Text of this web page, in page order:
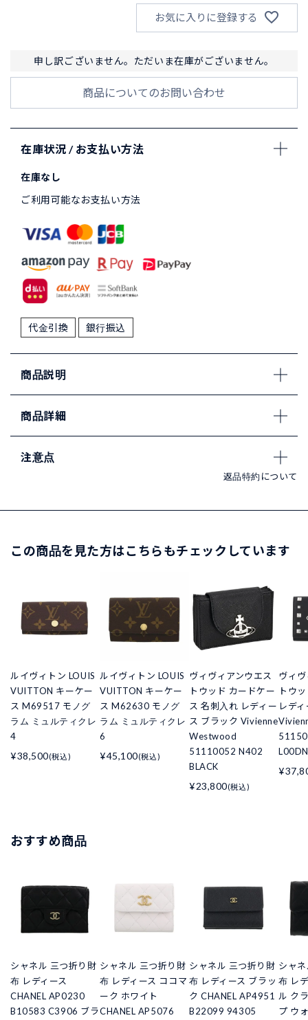
お気に入りに登録する
申し訳ございません。ただいま在庫がございません。
商品についてのお問い合わせ
在庫状況 / お支払い方法
在庫なし
ご利用可能なお支払い方法
代金引換 銀行振込
商品説明
商品詳細
注意点
返品特約について
この商品を見た方はこちらもチェックしています
ルイヴィトン LOUIS
VUITTON キーケー
ス M69517 モノグ
ラム ミュルティクレ
4
¥38,500(税込)
ルイヴィトン LOUIS
VUITTON キーケー
ス M62630 モノグ
ラム ミュルティクレ
6
¥45,100(税込)
ヴィヴィアンウエス
トウッド カードケー
ス 名刺入れ レディー
ス ブラック Vivienne
Westwood
51110052 N402
BLACK
¥23,800(税込)
ヴィ
トウ
レデ
おすすめ商品
シャネル 三つ折り財
布 レディース
CHANEL AP0230
B10583 C3906 ブラ
シャネル 三つ折り財
布 レディース ココマ
ーク ホワイト
CHANEL AP5076
シャネル 三つ折り財
布 レディース ブラッ
ク CHANEL AP4951
B22099 94305
シャ
布 レ
ル ク
プ ウ